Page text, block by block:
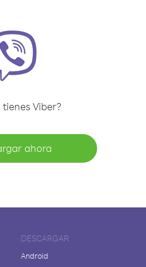
tienes Viber?
ahora
DESCARGAR
Android